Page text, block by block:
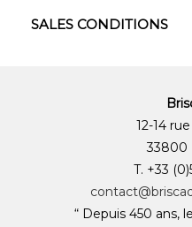
SALES CONDITIONS
12-14
33800
T. +33
“ Depuis 450 ans,